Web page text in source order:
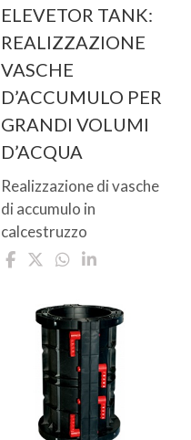
ELEVETOR TANK:
REALIZZAZIONE
VASCHE
D’ACCUMULO PER
GRANDI VOLUMI
D’ACQUA
Realizzazione di vasche
di accumulo in
calcestruzzo